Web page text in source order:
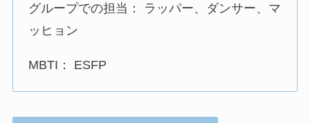
グループでの担当： ラッパー、ダンサー、マ
ッヒョン
MBTI： ESFP